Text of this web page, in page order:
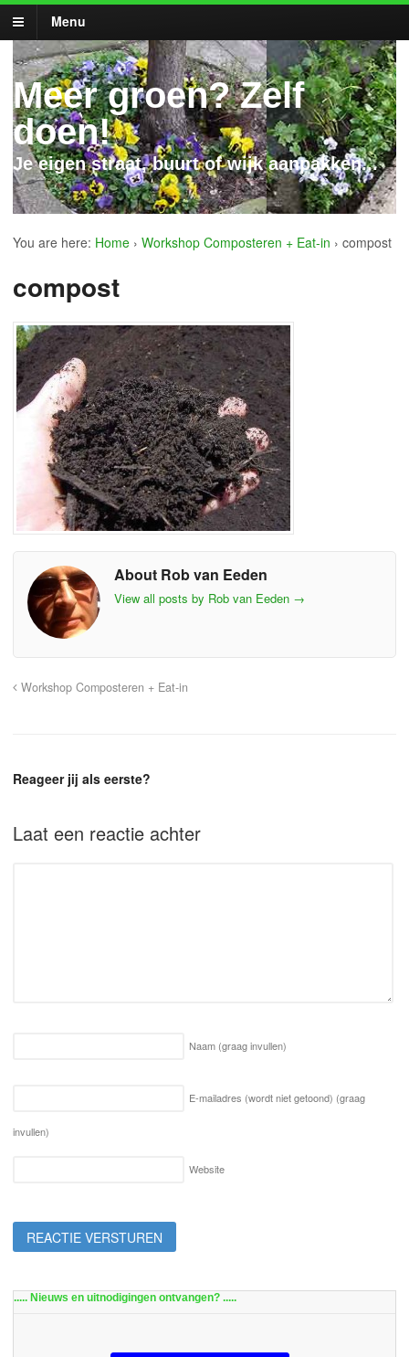
Menu
Meer groen? Zelf
doen!
Je eigen straat, buurt of wijk aanpakken...
You are here: Home › Workshop Composteren + Eat-in › compost
compost
About Rob van Eeden
View all posts by Rob van Eeden →
Workshop Composteren + Eat-in
Reageer jij als eerste?
Laat een reactie achter
Naam (graag invullen)
E-mailadres (wordt niet getoond) (graag
invullen)
Website
..... Nieuws en uitnodigingen ontvangen? .....